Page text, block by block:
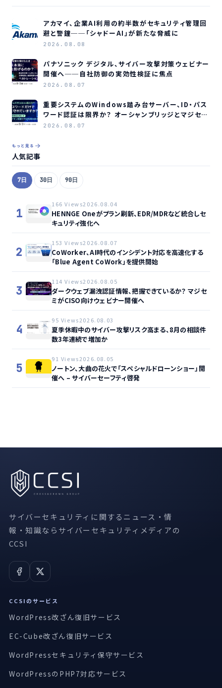
アカマイ、企業AI利用の約半数がセキュリティ管理回
避と警鐘──「シャドーAI」が新たな脅威に
2026.08.08
パナソニック デジタル、サイバー攻撃対策ウェビナー
開催へ──自社防御の実効性検証に焦点
2026.08.07
重要システムのWindows踏み台サーバー、ID・パス
ワード認証は限界か？ オーシャンブリッジとマジセミ
がウェビナー開催へ
2026.08.07
もっと見る
人気記事
7日 30日 90日
1
166 Views2026.08.04
HENNGE Oneがプラン刷新、EDR/MDRなど統合しセ
キュリティ強化へ
2
153 Views2026.08.07
CoWorker、AI時代のインシデント対応を高速化する
「Blue Agent CoWork」を提供開始
3
114 Views2026.08.05
ダークウェブ漏洩認証情報、把握できているか？ マジセ
ミがCISO向けウェビナー開催へ
4
95 Views2026.08.03
夏季休暇中のサイバー攻撃リスク高まる、8月の相談件
数3年連続で増加か
5
91 Views2026.08.05
ノートン、大曲の花火で「スペシャルドローンショー」開
催へ – サイバーセーフティ啓発
サイバーセキュリティに関するニュース・情
報・知識ならサイバーセキュリティメディアの
CCSI
CCSIのサービス
WordPress改ざん復旧サービス
EC-Cube改ざん復旧サービス
WordPressセキュリティ保守サービス
WordPressのPHP7対応サービス